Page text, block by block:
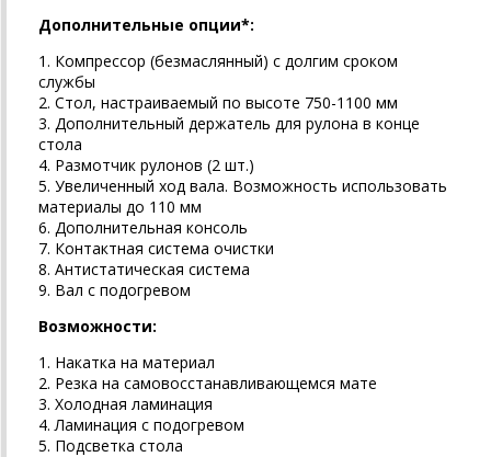
Дополнительные опции*:
1. Компрессор (безмаслянный) с долгим сроком
службы
2. Стол, настраиваемый по высоте 750-1100 мм
3. Дополнительный держатель для рулона в конце
стола
4. Размотчик рулонов (2 шт.)
5. Увеличенный ход вала. Возможность использовать
материалы до 110 мм
6. Дополнительная консоль
7. Контактная система очистки
8. Антистатическая система
9. Вал с подогревом
Возможности:
1. Накатка на материал
2. Резка на самовосстанавливающемся мате
3. Холодная ламинация
4. Ламинация с подогревом
5. Подсветка стола